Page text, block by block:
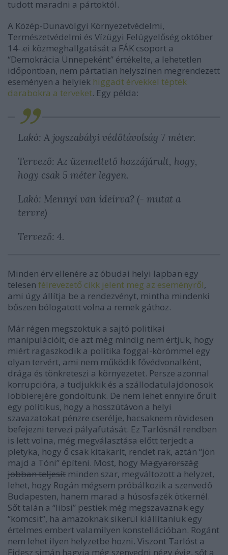
tudott maradni a pártoktól.
A Közép-Dunavölgyi Környezetvédelmi,
Természetvédelmi és Vízügyi Felügyelőség október
14-.ei közmeghallgatását a FÁK csoport a
“Demokrácia Ünnepeként” értékelte, a lehetetlen
időpontban, nem pártatlan helyszínen megrendezett
eseményen a helyiek higgadt érvekkel tépték
darabokra a terveket. Egy példa:
Lakó: A jogszabályi védőtávolság 7 méter.
Tervező: Az üzemeltető hozzájárult, hogy,
hogy csak 5 méter legyen.
Lakó: Mennyi van ideírva? (- mutat a
tervre)
Tervező: 4.
Minden érv ellenére az óbudai helyi lapban egy
telesen félrevezető cikk jelent meg az eseményről,
ami úgy állítja be a rendezvényt, mintha mindenki
bőszen bólogatott volna a remek gáthoz.
Már régen megszoktuk a sajtó politikai
manipulációit, de azt még mindig nem értjük, hogy
miért ragaszkodik a politika foggal-körömmel egy
olyan tervért, ami nem működik fővédvonalként,
drága és tönkreteszi a környezetet. Persze azonnal
korrupcióra, a tudjukkik és a szállodatulajdonosok
lobbierejére gondoltunk. De nem lehet ennyire őrült
egy politikus, hogy a hosszútávon a helyi
szavazatokat pénzre cserélje, hacsaknem rövidesen
befejezni tervezi pályafutását. Ez Tarlósnál rendben
is lett volna, még megválasztása előtt terjedt a
pletyka, hogy ő csak kitakarít, rendet rak, aztán “jön
majd a Tóni” építeni. Most, hogy Magyarország
jobban teljesít minden szar, megváltozott a helyzet,
lehet, hogy Rogán mégsem próbálkozik a szenvedő
Budapesten, hanem marad a húsosfazék ötkernél.
Sőt talán a “libsi” pestiek még megszavaznak egy
“komcsit”, ha amazoknak sikerül kiállítaniuk egy
értelmes embert valamilyen konstellációban. Rogánt
nem lehet ilyen helyzetbe hozni. Viszont Tarlóst a
Fidesz simán hagyja még szenvedni négy évig, sőt a